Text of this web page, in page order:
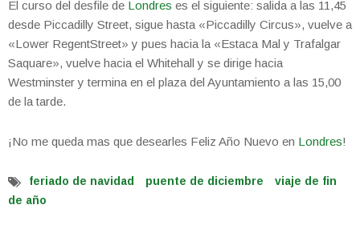
El curso del desfile de Londres es el siguiente: salida a las 11,45
desde Piccadilly Street, sigue hasta «Piccadilly Circus», vuelve a
«Lower RegentStreet» y pues hacia la «Estaca Mal y Trafalgar
Saquare», vuelve hacia el Whitehall y se dirige hacia
Westminster y termina en el plaza del Ayuntamiento a las 15,00
de la tarde.
¡No me queda mas que desearles Feliz Año Nuevo en Londres!
feriado de navidad puente de diciembre
viaje de fin
de año